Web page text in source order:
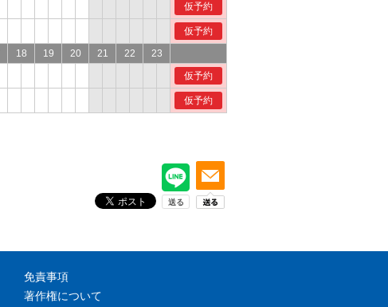
仮予約
仮予約
18 19 20 21 22
23
仮予約
仮予約
免責事項
著作権について